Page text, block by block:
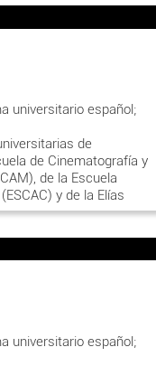
universitario español;
de
de Cinematografía y
de la Escuela
y de la Elías
presenten la
oficial válido y
universitario español;